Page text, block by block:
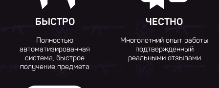
БЫСТРО
Полностью
автоматизированная
система, быстрое
получение предмета
ЧЕСТНО
Многолетний опыт работы
подтверждённый
реальными отзывами